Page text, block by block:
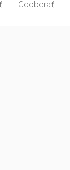
Odoberať